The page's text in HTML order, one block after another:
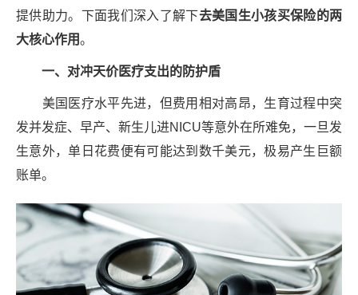
提供助力。下面我们深入了解下去美国生小孩买保险的两
大核心作用。
一、 对冲天价医疗支出的防护盾
美国医疗水平先进，但费用相对高昂，生育过程中突
发并发症、早产、新生儿进NICU等意外在所难免，一旦发
生意外，单日花费便有可能达到数千美元，极易产生巨额
账单。